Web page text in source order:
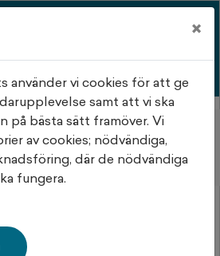
ej visas
×
använder vi cookies för att ge
samt att vi ska
på bästa sätt framöver. Vi
av cookies; nödvändiga,
där de nödvändiga
fungera.